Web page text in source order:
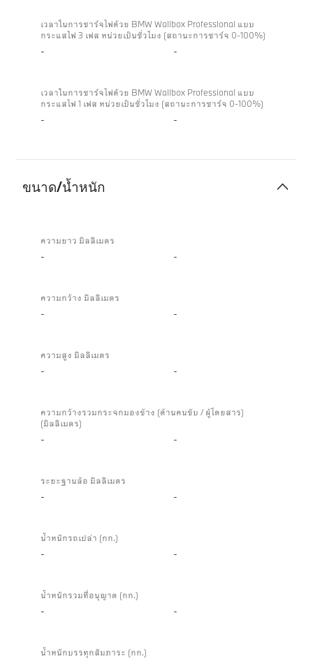
เวลาในการชาร์จไฟด้วย BMW Wallbox Professional แบบ
กระแสไฟ 3 เฟส หน่วยเป็นชั่วโมง (สถานะการชาร์จ 0-100%)
- -
เวลาในการชาร์จไฟด้วย BMW Wallbox Professional แบบ
กระแสไฟ 1 เฟส หน่วยเป็นชั่วโมง (สถานะการชาร์จ 0-100%)
- -
ขนาด/น้ำหนัก
หนัก
ความยาว มิลลิเมตร
- -
ความกว้าง มิลลิเมตร
- -
ความสูง มิลลิเมตร
- -
ความกว้างรวมกระจกมองข้าง (ด้านคนขับ / ผู้โดยสาร)
(มิลลิเมตร)
- -
ระยะฐานล้อ มิลลิเมตร
- -
น้ำหนักรถเปล่า (กก.)
- -
น้ำหนักรวมที่อนุญาต (กก.)
- -
น้ำหนักบรรทุกสัมภาระ (กก.)